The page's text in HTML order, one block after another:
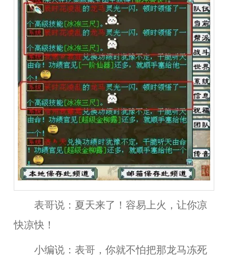
表哥说：夏天来了！容易上火，让你凉
快凉快！
小编说：表哥，你就不怕把那龙马冻死